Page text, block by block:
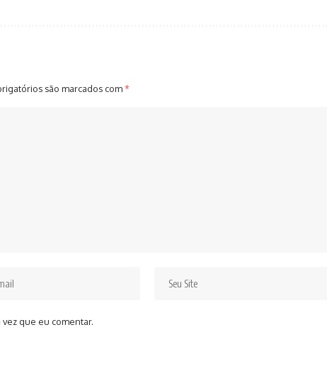
são marcados com*
que eu comentar.